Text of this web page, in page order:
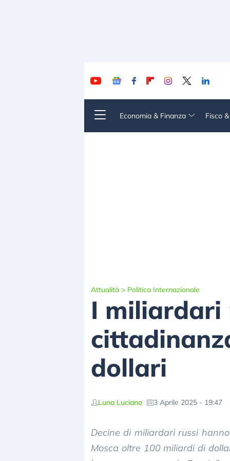
Economia & Finanza Fisco
Attualità > Politica Internazionale
I miliardari
dollari
Luna Luciano 3 Aprile 2025 - 19:47
Decine di miliardari russi
Mosca oltre 100 miliardi di